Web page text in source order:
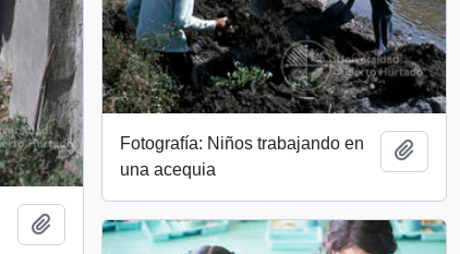
Fotografía: Niños trabajando en
una acequia
Add
Add to clipboard